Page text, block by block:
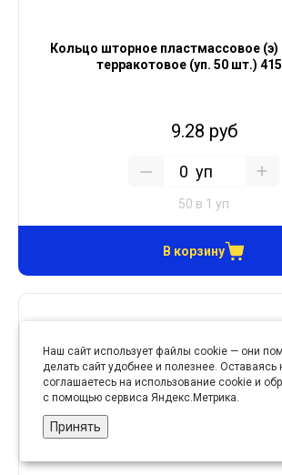
Кольцо шторное пластмассовое
терракотовое (уп. 50 шт.)
9.28 руб
уп
50 в 1 уп
В корзину
Наш сайт использует файлы cookie — они
делать сайт удобнее и полезнее. Оставаясь
соглашаетесь на использование cookie и
с помощью сервиса Яндекс.Метрика.
Принять